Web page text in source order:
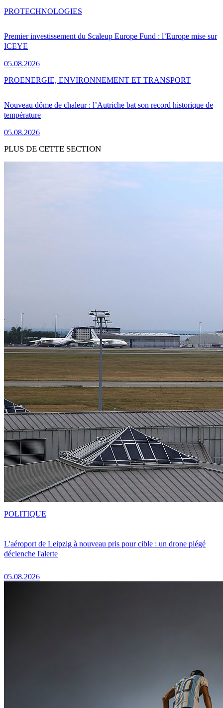
Premier investissement du Scaleup Europe Fund : l’Europe mise sur
ICEYE
05.08.2026
PROTECHNOLOGIES
Nouveau dôme de chaleur : l’Autriche bat son record historique de
température
05.08.2026
PROENERGIE, ENVIRONNEMENT ET TRANSPORT
PLUS DE CETTE SECTION
L'aéroport de Leipzig à nouveau pris pour cible : un drone piégé
déclenche l'alerte
05.08.2026
POLITIQUE